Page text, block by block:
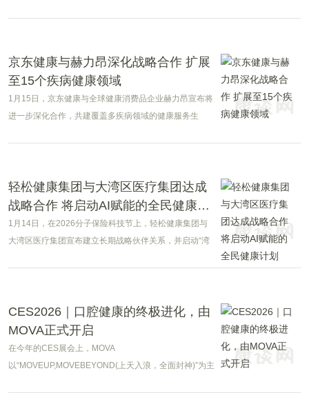
创新生态体系。
京东健康与赫力昂深化战略合作 扩展
至15个疾病健康领域
1月15日，京东健康与全球健康消费品企业赫力昂宣布将
进一步深化合作，共建覆盖多疾病领域的健康服务生
轻松健康集团与大湾区医疗集团达成
战略合作 将启动AI赋能的全民健康计
划
1月14日，在2026分子保险科技节上，轻松健康集团与
大湾区医疗集团宣布建立长期战略伙伴关系，并启动“湾
CES2026｜口腔健康的终极进化，由
MOVA正式开启
在今年的CES展会上，MOVA
以“MOVEUP,MOVEBEYOND(上天入浪，全面封神)”为主